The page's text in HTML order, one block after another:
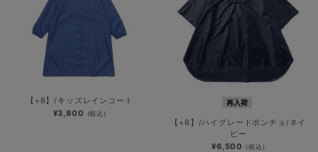
【+B】/キッズレインコート
¥3,800 (税込)
再入荷
【+B】/ハイグレードポンチョ/ネイ
ビー
¥6,500 (税込)